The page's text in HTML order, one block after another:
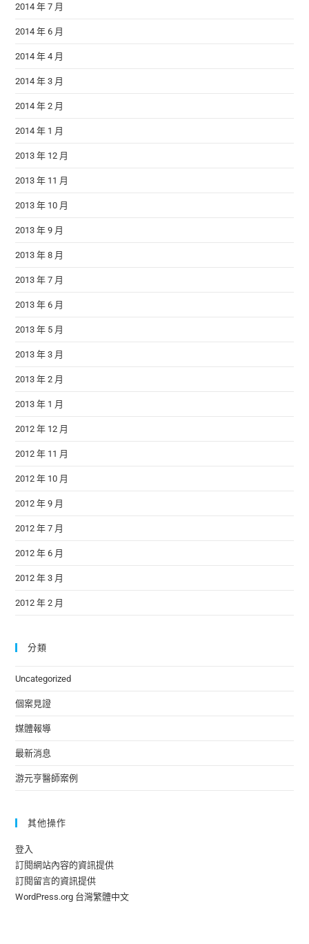
2014 年 7 月
2014 年 6 月
2014 年 4 月
2014 年 3 月
2014 年 2 月
2014 年 1 月
2013 年 12 月
2013 年 11 月
2013 年 10 月
2013 年 9 月
2013 年 8 月
2013 年 7 月
2013 年 6 月
2013 年 5 月
2013 年 3 月
2013 年 2 月
2013 年 1 月
2012 年 12 月
2012 年 11 月
2012 年 10 月
2012 年 9 月
2012 年 7 月
2012 年 6 月
2012 年 3 月
2012 年 2 月
分類
Uncategorized
個案見證
媒體報導
最新消息
游元亨醫師案例
其他操作
登入
訂閱網站內容的資訊提供
訂閱留言的資訊提供
WordPress.org 台灣繁體中文